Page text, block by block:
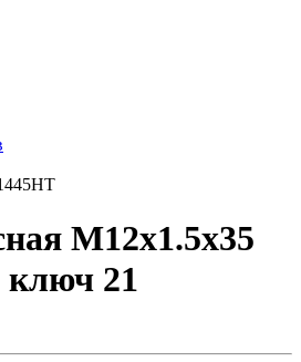
М12x1.5x35
ключ 21